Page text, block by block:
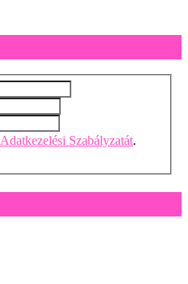
Adatkezelési Szabályzatát.